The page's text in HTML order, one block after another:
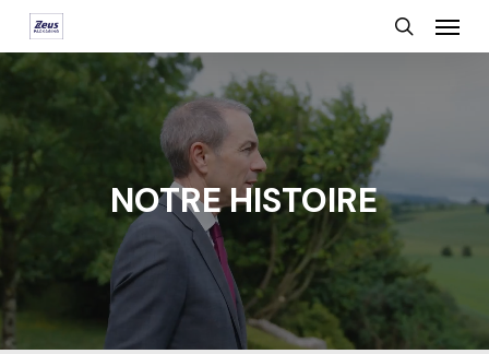
Skip
to
content
search
Menu
NOTRE HISTOIRE